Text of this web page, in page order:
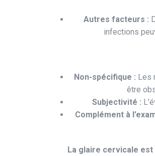
Autres facteurs :
infections
Non-spécifique : Les
être
Subjectivité :
Complément à
La glaire cervicale